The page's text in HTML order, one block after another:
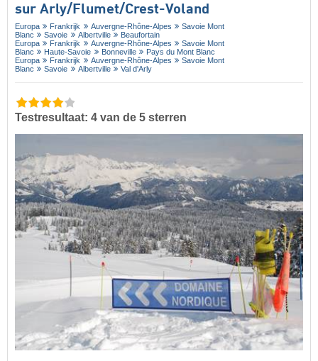
sur Arly/​Flumet/​Crest-Voland
Europa Frankrijk Auvergne-Rhône-Alpes
Savoie Mont
Blanc
Savoie Albertville
Beaufortain
Europa
Frankrijk Auvergne-Rhône-Alpes
Savoie Mont
Blanc
Haute-Savoie Bonneville
Pays du Mont Blanc
Europa
Frankrijk Auvergne-Rhône-Alpes
Savoie Mont
Blanc
Savoie Albertville Val d'Arly
Testresultaat: 4 van de 5 sterren